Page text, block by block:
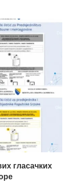
гласачких